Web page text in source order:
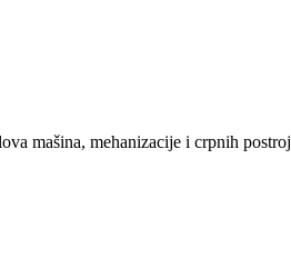
mašina, mehanizacije i crpnih